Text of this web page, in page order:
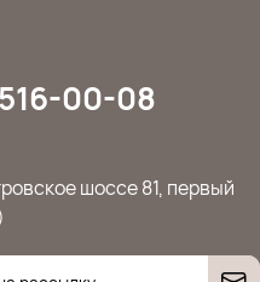
00-08
шоссе 81, первый